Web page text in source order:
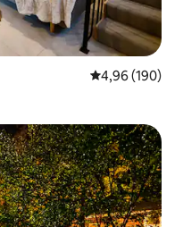
Évaluation
4,96 (190)
appréciés